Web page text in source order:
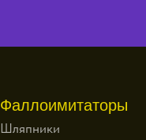
Фаллоимитаторы
Шляпники